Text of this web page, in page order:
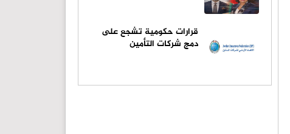
قرارات حكومية تشجع على
دمج شركات التأمين